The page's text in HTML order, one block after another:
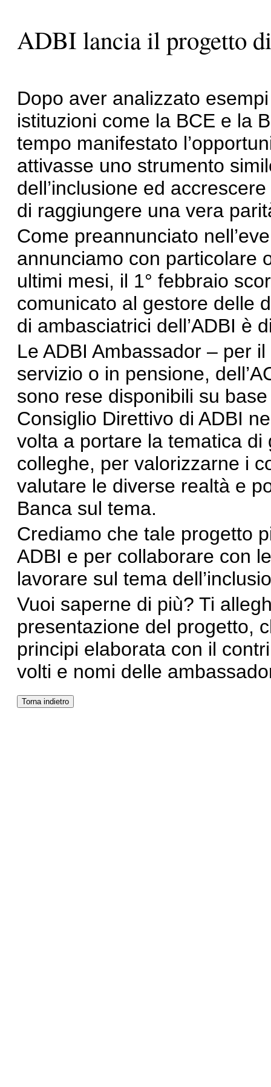
ADBI lancia il progetto
Dopo aver analizzato
istituzioni come la BCE e la
tempo manifestato
attivasse uno strumento
dell’inclusione ed
di raggiungere una vera
Come preannunciato
annunciamo con particolare
ultimi mesi, il 1° febbraio
comunicato al gestore delle
di ambasciatrici dell’ADBI è
Le ADBI Ambassador – per
servizio o in pensione,
sono rese disponibili su
Consiglio Direttivo di ADBI
volta a portare la tematica di
colleghe, per valorizzarne i
valutare le diverse realtà e
Banca sul tema.
Crediamo che tale progetto
ADBI e per collaborare con
lavorare sul tema
Vuoi saperne di più? Ti
presentazione del progetto,
principi elaborata con il
volti e nomi delle